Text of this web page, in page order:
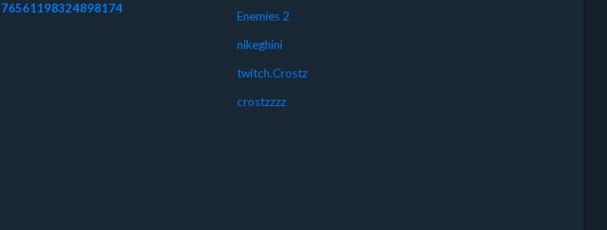
76561198324898174
Enemies 2
nikeghini
twitch.Crostz
crostzzzz